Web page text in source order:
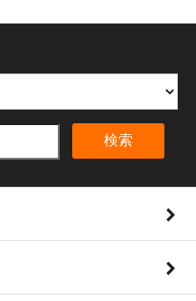
検索